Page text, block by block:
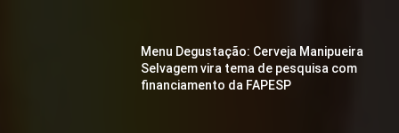
Menu Degustação: Cerveja Manipueira
Selvagem vira tema de pesquisa com
financiamento da FAPESP